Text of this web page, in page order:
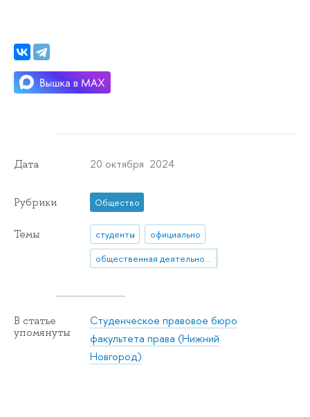
Дата 20 октября 2024
Рубрики Общество
Темы студенты
официально
общественная деятельность
В статье
упомянуты
Студенческое правовое бюро
факультета права (Нижний
Новгород)